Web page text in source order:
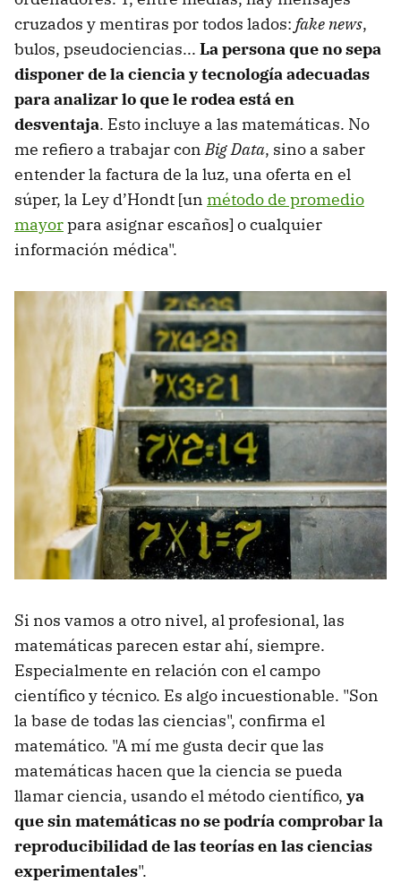
cruzados y mentiras por todos lados: fake news,
bulos, pseudociencias... La persona que no sepa
disponer de la ciencia y tecnología adecuadas
para analizar lo que le rodea está en
desventaja. Esto incluye a las matemáticas. No
me refiero a trabajar conBig Data, sino a saber
entender la factura de la luz, una oferta en el
súper, la Ley d’Hondt [un método de promedio
mayorpara asignar escaños] o cualquier
información médica".
Si nos vamos a otro nivel, al profesional, las
matemáticas parecen estar ahí, siempre.
Especialmente en relación con el campo
científico y técnico. Es algo incuestionable. "Son
la base de todas las ciencias", confirma el
matemático. "A mí me gusta decir que las
matemáticas hacen que la ciencia se pueda
llamar ciencia, usando el método científico, ya
que sin matemáticas no se podría comprobar la
reproducibilidad de las teorías en las ciencias
experimentales".